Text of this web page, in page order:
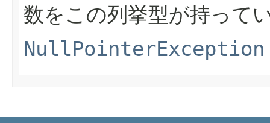
数をこの列挙型が持って
NullPointerException